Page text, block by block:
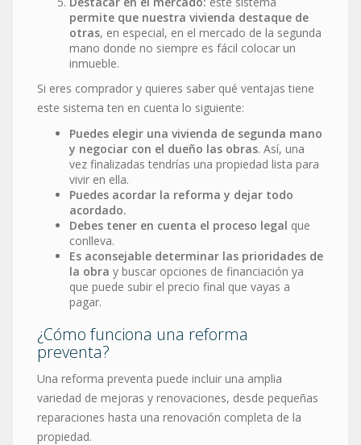
permite que nuestra vivienda destaque de
otras, en especial, en el mercado de la segunda
mano donde no siempre es fácil colocar un
inmueble.
Si eres comprador y quieres saber qué ventajas tiene
este sistema ten en cuenta lo siguiente:
Puedes elegir una vivienda de segunda mano
y negociar con el dueño las obras. Así, una
vez finalizadas tendrías una propiedad lista para
vivir en ella.
Puedes acordar la reforma y dejar todo
acordado.
Debes tener en cuenta el proceso legal que
conlleva.
Es aconsejable determinar las prioridades de
la obra y buscar opciones de financiación ya
que puede subir el precio final que vayas a
pagar.
¿Cómo funciona una reforma
preventa?
Una reforma preventa puede incluir una amplia
variedad de mejoras y renovaciones, desde pequeñas
reparaciones hasta una renovación completa de la
propiedad.